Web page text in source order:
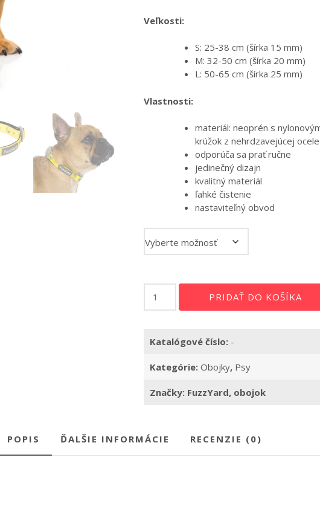
Veľkosti:
S: 25-38 cm (šírka 15 mm)
M: 32-50 cm (šírka 20 mm)
L: 50-65 cm (šírka 25 mm)
Vlastnosti:
materiál: neoprén s
krúžok z nehrdzavejúcej
odporúča sa prať ručne
jedinečný dizajn
kvalitný materiál
ľahké čistenie
nastaviteľný obvod
množstvo
Obojok
PRIDAŤ DO KOŠÍKA
Katalógové číslo: -
Kategórie: Obojky, Psy
Značky: FuzzYard, obojok
POPIS ĎALŠIE INFORMÁCIE RECENZIE (0)